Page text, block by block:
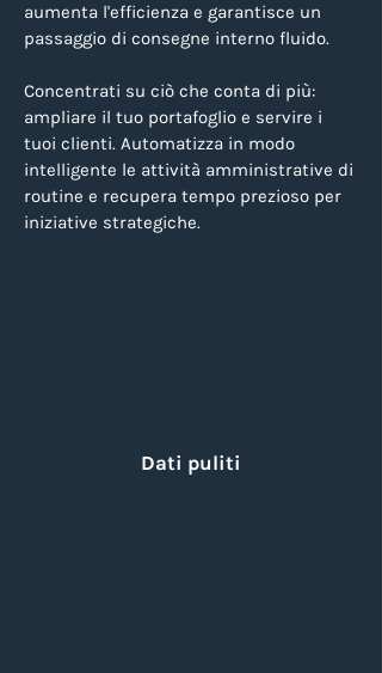
aumenta l'efficienza e garantisce un
passaggio di consegne interno fluido.
Concentrati su ciò che conta di più:
ampliare il tuo portafoglio e servire i
tuoi clienti. Automatizza in modo
intelligente le attività amministrative di
routine e recupera tempo prezioso per
iniziative strategiche.
Dati puliti